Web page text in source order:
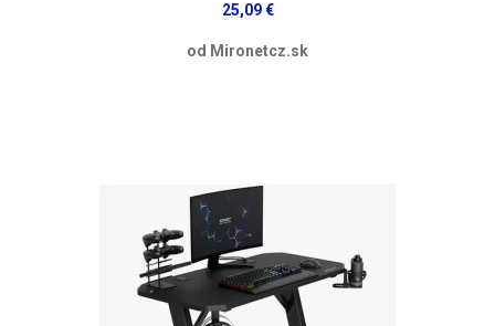
25,09 €
od Mironetcz.sk